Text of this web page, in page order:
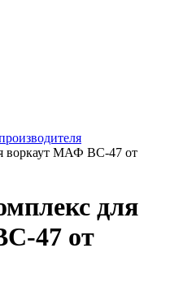
воркаут МАФ ВС-47 от
для
47 от